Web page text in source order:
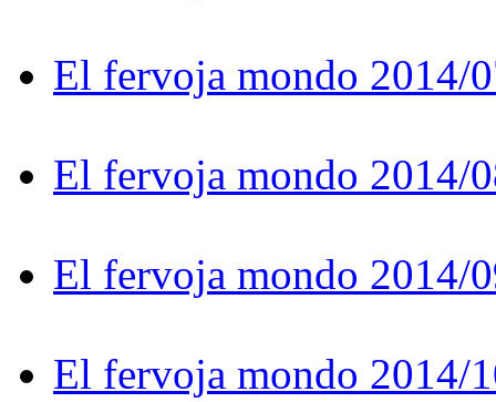
El fervoja mondo 2014/
El fervoja mondo 2014/
El fervoja mondo 2014/
El fervoja mondo 2014/